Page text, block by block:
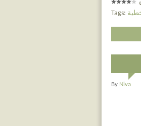
Tags:
By Niva